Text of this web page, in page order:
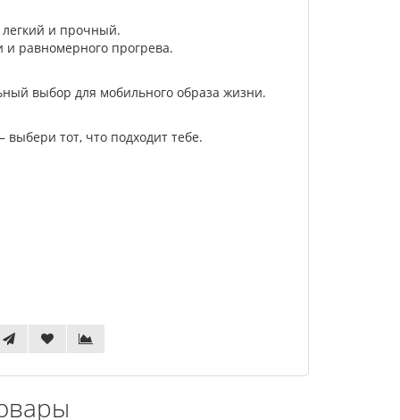
легкий и прочный.
равномерного прогрева.
выбор для мобильного образа жизни.
тот, что подходит тебе.